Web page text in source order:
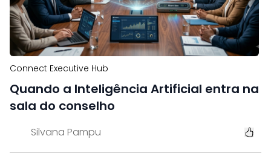
Connect Executive Hub
Quando a Inteligência Artificial entra na
sala do conselho
Silvana Pampu